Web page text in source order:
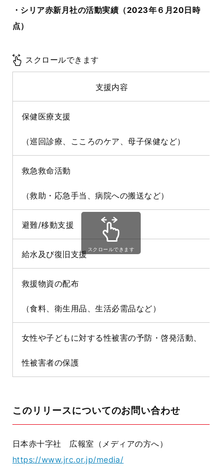
・シリア赤新月社の活動実績（2023年６月 20日時
点）
支援内容
保健医療支援
（巡回診療、こころのケア、母子保健など）
救急救命活動
（救助・応急手当、病院への搬送など）
避難/移動支援
給水及び復旧支援
救援物資の配布
（食料、衛生用品、生活必需品など）
女性や子どもに対する性被害の予防・啓発活動、
性被害者の保護
スクロールできます
スクロールできます
このリリースについてのお問い合わせ
日本赤十字社 広報室（メディアの方へ）
https://www.jrc.or.jp/media/